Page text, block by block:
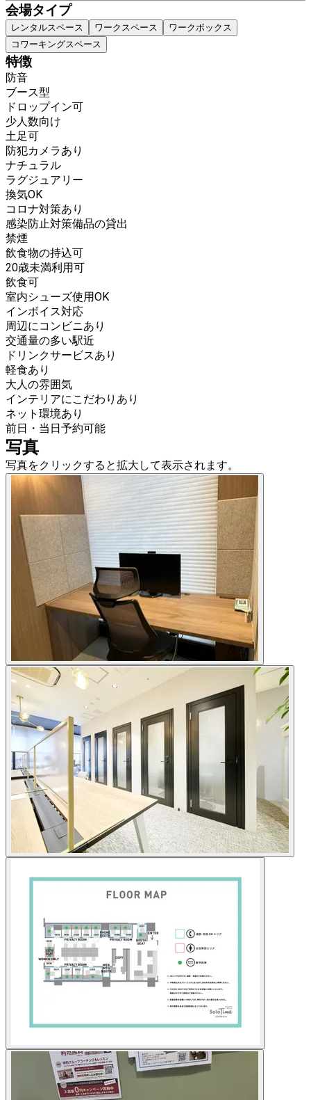
会場タイプ
レンタルスペース ワークスペース
ワークボックス
コワーキングスペース
特徴
防音
ブース型
ドロップイン可
少人数向け
土足可
防犯カメラあり
ナチュラル
ラグジュアリー
換気OK
コロナ対策あり
感染防止対策備品の貸出
禁煙
飲食物の持込可
20歳未満利用可
飲食可
室内シューズ使用OK
インボイス対応
周辺にコンビニあり
交通量の多い駅近
ドリンクサービスあり
軽食あり
大人の雰囲気
インテリアにこだわりあり
ネット環境あり
前日・当日予約可能
写真
写真をクリックすると拡大して表示されます。